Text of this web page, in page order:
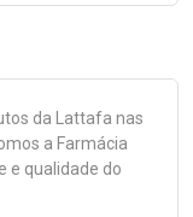
da Lattafa nas
a Farmácia
e qualidade do